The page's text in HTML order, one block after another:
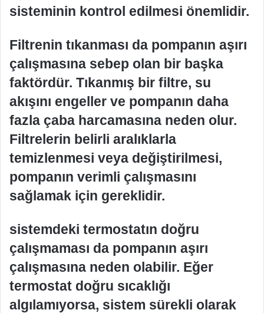
sisteminin kontrol edilmesi önemlidir.
Filtrenin tıkanması da pompanın aşırı
çalışmasına sebep olan bir başka
faktördür. Tıkanmış bir filtre, su
akışını engeller ve pompanın daha
fazla çaba harcamasına neden olur.
Filtrelerin belirli aralıklarla
temizlenmesi veya değiştirilmesi,
pompanın verimli çalışmasını
sağlamak için gereklidir.
sistemdeki termostatın doğru
çalışmaması da pompanın aşırı
çalışmasına neden olabilir. Eğer
termostat doğru sıcaklığı
algılamıyorsa, sistem sürekli olarak